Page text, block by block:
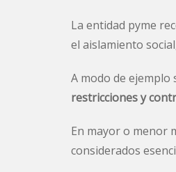
La entidad pyme
el aislamiento
A modo de ejemplo
restricciones y
En mayor o menor
considerados